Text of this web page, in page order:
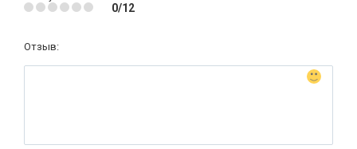
0/12
Отзыв: